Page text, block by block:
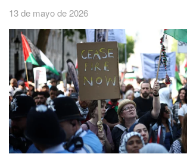
13 de mayo de 2026